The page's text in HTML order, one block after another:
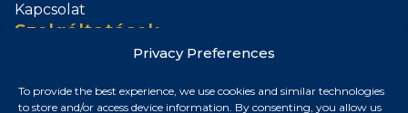
Privacy Preferences
To provide the best experience, we use cookies and similar technologies
to store and/or access device information. By consenting, you allow us
Kapcsolat
Szolgáltatások
Kapcsolat